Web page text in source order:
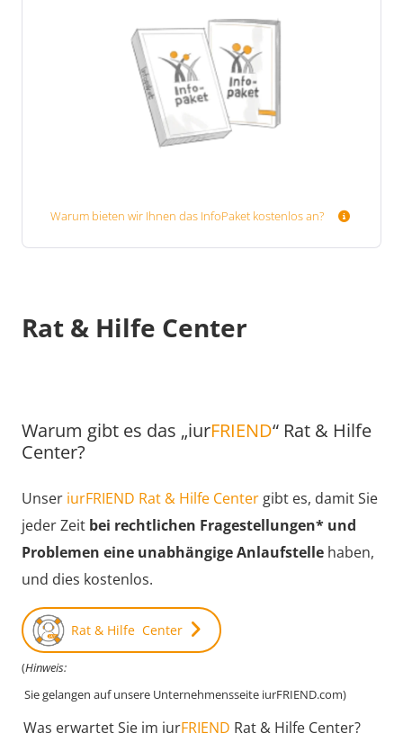
Warum bieten wir Ihnen das InfoPaket kostenlos an?
Rat & Hilfe Center
Warum gibt es das „iurFRIEND“ Rat & Hilfe
Center?
Unser iurFRIEND Rat & Hilfe Center gibt es, damit Sie
jeder Zeit bei rechtlichen Fragestellungen* und
Problemen eine unabhängige Anlaufstelle haben,
und dies kostenlos.
Rat & Hilfe Center
(Hinweis:
Sie gelangen auf unsere Unternehmensseite iurFRIEND.com)
Was erwartet Sie im iurFRIEND Rat & Hilfe Center?